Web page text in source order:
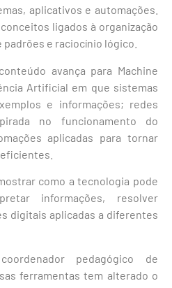
aplicativos e automações.
ligados à organização
e raciocínio lógico.
avança para Machine
Artificial em que sistemas
e informações; redes
no funcionamento do
aplicadas para tornar
como a tecnologia pode
informações, resolver
digitais aplicadas a diferentes
pedagógico de
ferramentas tem alterado o